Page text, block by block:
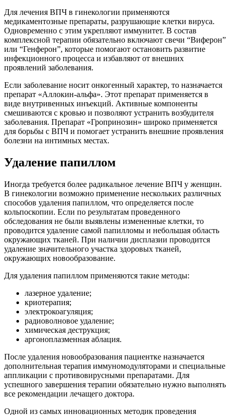
Для лечения ВПЧ в гинекологии применяются
медикаментозные препараты, разрушающие клетки вируса.
Одновременно с этим укрепляют иммунитет. В состав
комплексной терапии обязательно включают свечи “Виферон”
или “Генферон”, которые помогают остановить развитие
инфекционного процесса и избавляют от внешних
проявлений заболевания.
Если заболевание носит онкогенный характер, то назначается
препарат «Аллокин-альфа». Этот препарат применяется в
виде внутривенных инъекций. Активные компоненты
смешиваются с кровью и позволяют устранить возбудителя
заболевания. Препарат «Гропринозин» широко применяется
для борьбы с ВПЧ и помогает устранить внешние проявления
болезни на интимных местах.
Удаление папиллом
Иногда требуется более радикальное лечение ВПЧ у женщин.
В гинекологии возможно применение нескольких различных
способов удаления папиллом, что определяется после
кольпоскопии. Если по результатам проведенного
обследования не были выявлены измененные клетки, то
проводится удаление самой папилломы и небольшая область
окружающих тканей. При наличии дисплазии проводится
удаление значительного участка здоровых тканей,
окружающих новообразование.
Для удаления папиллом применяются такие методы:
лазерное удаление;
криотерапия;
электрокоагуляция;
радиоволновое удаление;
химическая деструкция;
аргоноплазменная аблация.
После удаления новообразования пациентке назначается
дополнительная терапия иммуномодуляторами и специальные
аппликации с противовирусными препаратами. Для
успешного завершения терапии обязательно нужно выполнять
все рекомендации лечащего доктора.
Одной из самых инновационных методик проведения